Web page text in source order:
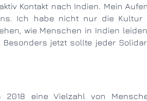
Ich habe nicht nur die Kultur
wie Menschen in Indien
jetzt sollte jeder